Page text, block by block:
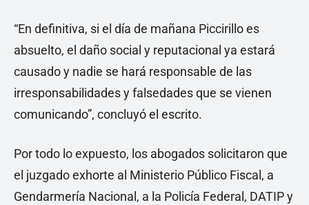
“En definitiva, si el día de mañana Piccirillo es
absuelto, el daño social y reputacional ya estará
causado y nadie se hará responsable de las
irresponsabilidades y falsedades que se vienen
comunicando”, concluyó el escrito.
Por todo lo expuesto, los abogados solicitaron que
el juzgado exhorte al Ministerio Público Fiscal, a
Gendarmería Nacional, a la Policía Federal, DATIP y